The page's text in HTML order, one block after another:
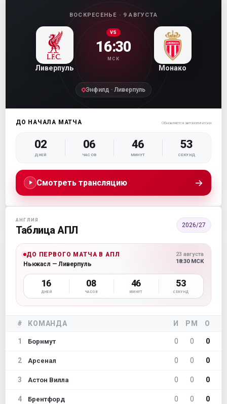
ВОСКРЕСЕНЬЕ · 9 АВГУСТА
Ливерпуль
VS
16:30
МСК
Монако
Энфилд · Ливерпуль
ДО НАЧАЛА МАТЧА Обновляется автоматически
02
ДНЕЙ
06
ЧАСОВ
46
МИНУТ
53
СЕКУНД
Смотреть трансляцию →
АНГЛИЯ
Таблица АПЛ 2026/27
ДО ПЕРВОГО МАТЧА В АПЛ
Ньюкасл — Ливерпуль
23 августа
18:30 МСК
16
ДНЕЙ
08
ЧАСОВ
46
МИНУТ
53
СЕКУНД
# КОМАНДА И РМ О
1 Борнмут 0 0 0
2 Арсенал 0 0 0
3 Астон Вилла 0 0 0
4 Брентфорд 0 0 0